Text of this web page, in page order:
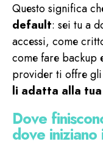
Questo significa
default: sei tu a
accessi, come
come fare backup
provider ti offre
li adatta alla
Dove
dove iniziano